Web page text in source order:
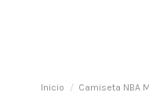
Inicio Camiseta NBA